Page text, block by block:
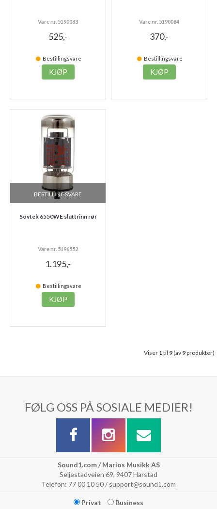
Vare nr. 5190083
525,-
Bestillingsvare
KJØP
Vare nr. 5190084
370,-
Bestillingsvare
KJØP
BESTILLINGSVARE
Sovtek 6550WE sluttrinn rør
Vare nr. 5196552
1.195,-
Bestillingsvare
KJØP
Viser 1til 9(av 9produkter)
FØLG OSS PÅ SOSIALE MEDIER!
Sound1.com / Marios Musikk AS
Seljestadveien 69, 9407 Harstad
Telefon: 77 00 10 50 / support@sound1.com
Privat Business